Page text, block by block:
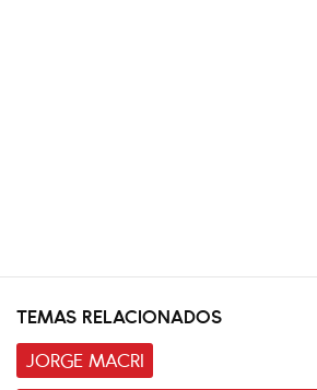
TEMAS RELACIONADOS
JORGE MACRI